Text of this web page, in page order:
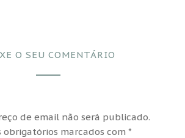
O SEU COMENTÁRIO
de email não será publicado.
obrigatórios marcados com*